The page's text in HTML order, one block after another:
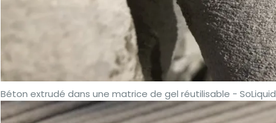
Béton extrudé dans une matrice de gel réutilisable - SoLiquid